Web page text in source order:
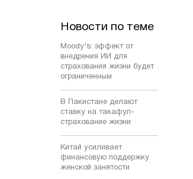
Новости по теме
Moody's: эффект от
внедрения ИИ для
страхования жизни будет
ограниченным
В Пакистане делают
ставку на такафул-
страхование жизни
Китай усиливает
финансовую поддержку
женской занятости